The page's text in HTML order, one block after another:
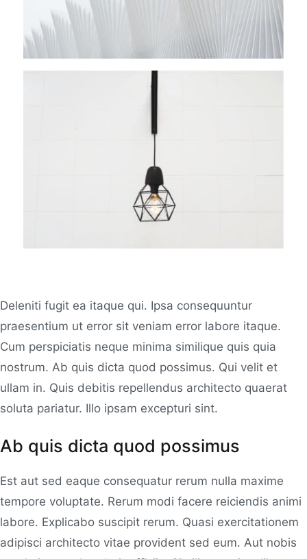
Deleniti fugit ea itaque qui. Ipsa consequuntur
praesentium ut error sit veniam error labore itaque.
Cum perspiciatis neque minima similique quis quia
nostrum. Ab quis dicta quod possimus. Qui velit et
ullam in. Quis debitis repellendus architecto quaerat
soluta pariatur. Illo ipsam excepturi sint.
Ab quis dicta quod possimus
Est aut sed eaque consequatur rerum nulla maxime
tempore voluptate. Rerum modi facere reiciendis animi
labore. Explicabo suscipit rerum. Quasi exercitationem
adipisci architecto vitae provident sed eum. Aut nobis